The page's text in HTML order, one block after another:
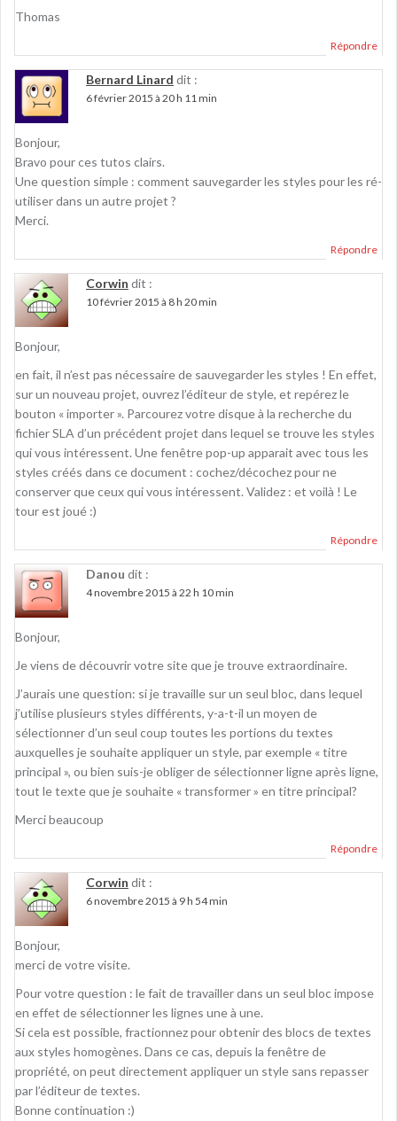
Thomas
Répondre
Bernard Linard dit :
6 février 2015 à 20 h 11 min
Bonjour,
Bravo pour ces tutos clairs.
Une question simple : comment sauvegarder les styles pour les ré-
utiliser dans un autre projet ?
Merci.
Répondre
Corwin dit :
10 février 2015 à 8 h 20 min
Bonjour,
en fait, il n’est pas nécessaire de sauvegarder les styles ! En effet,
sur un nouveau projet, ouvrez l’éditeur de style, et repérez le
bouton « importer ». Parcourez votre disque à la recherche du
fichier SLA d’un précédent projet dans lequel se trouve les styles
qui vous intéressent. Une fenêtre pop-up apparait avec tous les
styles créés dans ce document : cochez/décochez pour ne
conserver que ceux qui vous intéressent. Validez : et voilà ! Le
tour est joué :)
Répondre
Danou dit :
4 novembre 2015 à 22 h 10 min
Bonjour,
Je viens de découvrir votre site que je trouve extraordinaire.
J’aurais une question: si je travaille sur un seul bloc, dans lequel
j’utilise plusieurs styles différents, y-a-t-il un moyen de
sélectionner d’un seul coup toutes les portions du textes
auxquelles je souhaite appliquer un style, par exemple « titre
principal », ou bien suis-je obliger de sélectionner ligne après ligne,
tout le texte que je souhaite « transformer » en titre principal?
Merci beaucoup
Répondre
Corwin dit :
6 novembre 2015 à 9 h 54 min
Bonjour,
merci de votre visite.
Pour votre question : le fait de travailler dans un seul bloc impose
en effet de sélectionner les lignes une à une.
Si cela est possible, fractionnez pour obtenir des blocs de textes
aux styles homogènes. Dans ce cas, depuis la fenêtre de
propriété, on peut directement appliquer un style sans repasser
par l’éditeur de textes.
Bonne continuation :)